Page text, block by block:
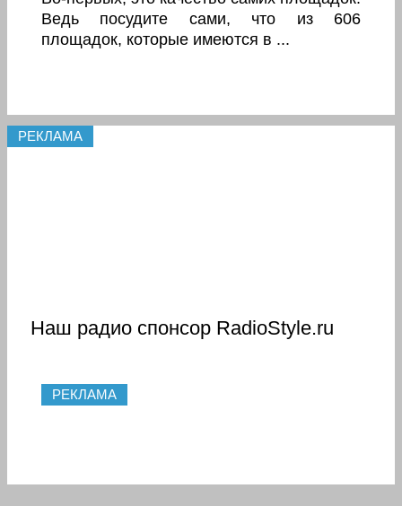
Ведь посудите сами, что из 606
площадок, которые имеются в ...
РЕКЛАМА
Наш радио спонсор RadioStyle.ru
РЕКЛАМА